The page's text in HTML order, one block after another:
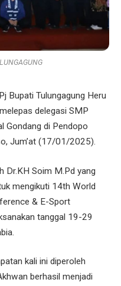
Bupati Tulungagung Heru
delegasi SMP
Gondang di Pendopo
Jum’at (17/01/2025).
Dr.KH Soim M.Pd yang
mengikuti 14th World
& E-Sport
tanggal 19-29
kali ini diperoleh
berhasil menjadi